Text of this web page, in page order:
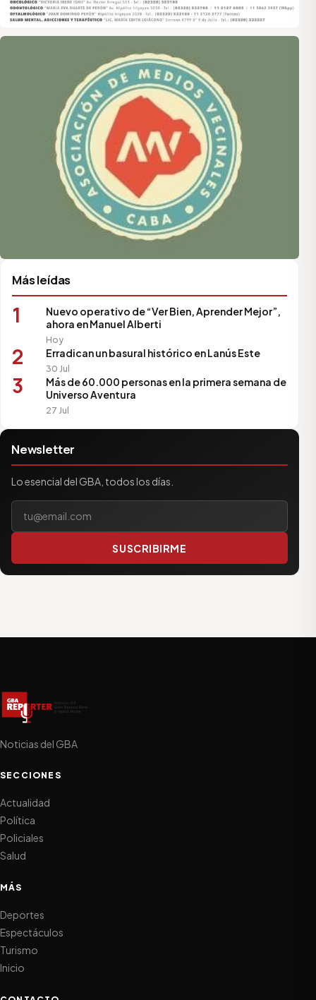
Asociación de Medios Vecinales
Más leídas
1
Nuevo operativo de “Ver Bien, Aprender Mejor”,
ahora en Manuel Alberti
Hoy
2 Erradican un basural histórico en Lanús Este
30 Jul
3
Más de 60.000 personas en la primera semana de
Universo Aventura
27 Jul
Newsletter
Lo esencial del GBA, todos los días.
Tu correo electrónico
SUSCRIBIRME
Noticias del GBA
SECCIONES
Actualidad
Política
Policiales
Salud
MÁS
Deportes
Espectáculos
Turismo
Inicio